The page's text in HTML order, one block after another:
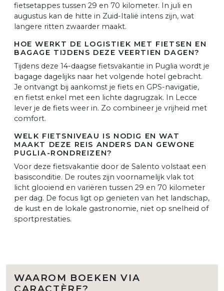
fietsetappes tussen 29 en 70 kilometer. In juli en
augustus kan de hitte in Zuid-Italië intens zijn, wat
langere ritten zwaarder maakt.
HOE WERKT DE LOGISTIEK MET FIETSEN EN
BAGAGE TIJDENS DEZE VEERTIEN DAGEN?
Tijdens deze 14-daagse fietsvakantie in Puglia wordt je
bagage dagelijks naar het volgende hotel gebracht.
Je ontvangt bij aankomst je fiets en GPS-navigatie,
en fietst enkel met een lichte dagrugzak. In Lecce
lever je de fiets weer in. Zo combineer je vrijheid met
comfort.
WELK FIETSNIVEAU IS NODIG EN WAT
MAAKT DEZE REIS ANDERS DAN GEWONE
PUGLIA-RONDREIZEN?
Voor deze fietsvakantie door de Salento volstaat een
basisconditie. De routes zijn voornamelijk vlak tot
licht glooiend en variëren tussen 29 en 70 kilometer
per dag. De focus ligt op genieten van het landschap,
de kust en de lokale gastronomie, niet op snelheid of
sportprestaties.
WAAROM BOEKEN VIA
CARACTÈRE?